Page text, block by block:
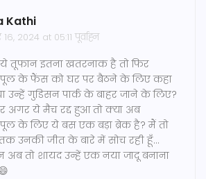
Kathi
2024 at 05:11 पूर्वाह्न
तूफान इतना खतरनाक है तो फिर
के फैंस को घर पर बैठने के लिए कहा
उन्हें गुडिसन पार्क के बाहर जाने के लिए?
अगर ये मैच रद्द हुआ तो क्या अब
के लिए ये बस एक बड़ा ब्रेक है? मैं तो
उनकी जीत के बारे में सोच रही हूँ...
अब तो शायद उन्हें एक नया जादू बनाना